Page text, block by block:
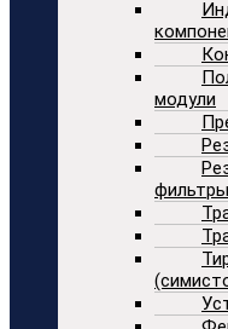
модули
фильтры